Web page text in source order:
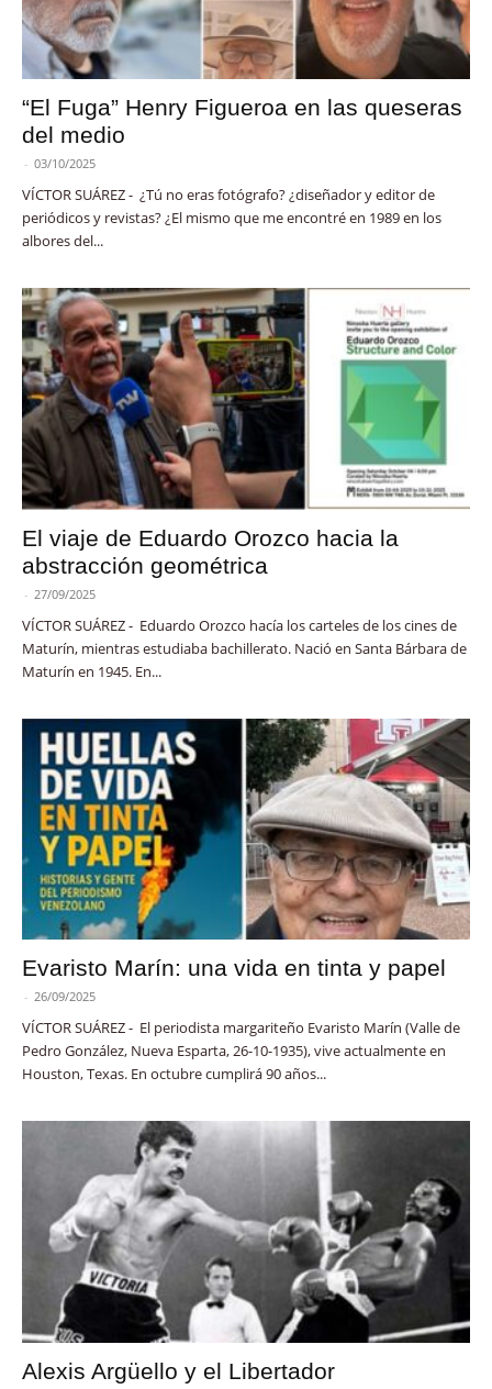
“El Fuga” Henry Figueroa en las queseras
del medio
- 03/10/2025
VÍCTOR SUÁREZ - ¿Tú no eras fotógrafo? ¿diseñador y editor de
periódicos y revistas? ¿El mismo que me encontré en 1989 en los
albores del...
El viaje de Eduardo Orozco hacia la
abstracción geométrica
- 27/09/2025
VÍCTOR SUÁREZ - Eduardo Orozco hacía los carteles de los cines de
Maturín, mientras estudiaba bachillerato. Nació en Santa Bárbara de
Maturín en 1945. En...
Evaristo Marín: una vida en tinta y papel
- 26/09/2025
VÍCTOR SUÁREZ - El periodista margariteño Evaristo Marín (Valle de
Pedro González, Nueva Esparta, 26-10-1935), vive actualmente en
Houston, Texas. En octubre cumplirá 90 años...
Alexis Argüello y el Libertador